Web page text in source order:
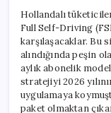
Hollandalı
Full Self-Driving
karşılaşacaklar. Bu
alındığında peşin
aylık abonelik
stratejiyi 2026
uygulamaya
paket olmaktan